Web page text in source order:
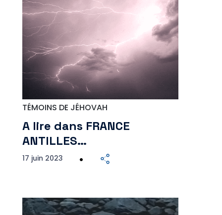
TÉMOINS DE JÉHOVAH
A lire dans FRANCE
ANTILLES…
17 juin 2023